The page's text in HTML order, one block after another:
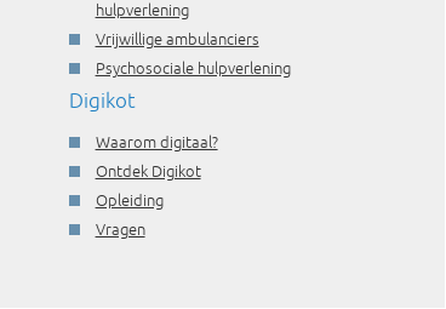
hulpverlening
Vrijwillige ambulanciers
Psychosociale hulpverlening
Digikot
Waarom digitaal?
Ontdek Digikot
Opleiding
Vragen